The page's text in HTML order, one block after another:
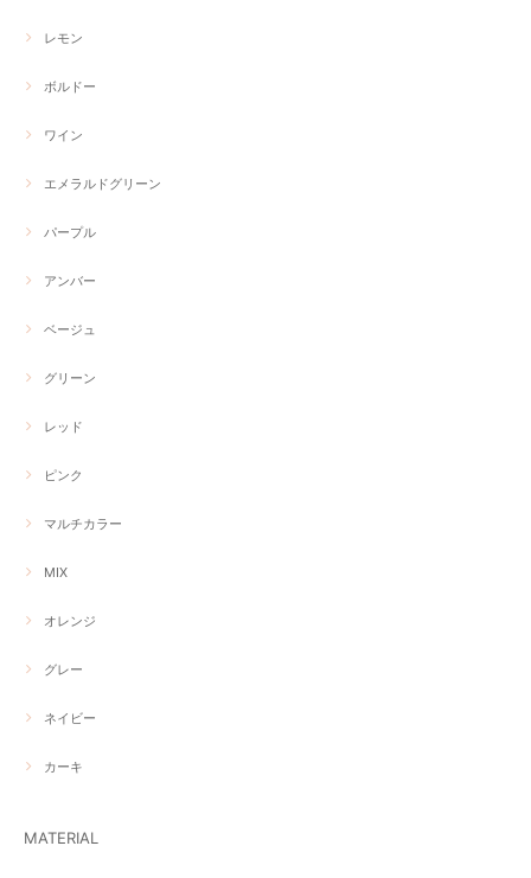
レモン
ボルドー
ワイン
エメラルドグリーン
パープル
アンバー
ベージュ
グリーン
レッド
ピンク
マルチカラー
MIX
オレンジ
グレー
ネイビー
カーキ
MATERIAL